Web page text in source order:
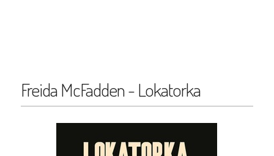
Freida McFadden - Lokatorka